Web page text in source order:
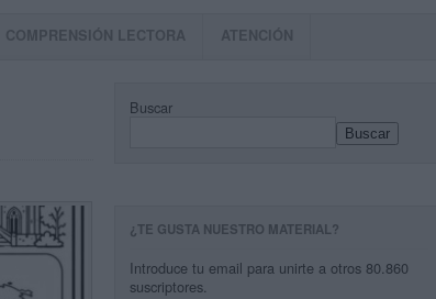
COMPRENSIÓN LECTORA ATENCIÓN
Buscar
Buscar
¿TE GUSTA NUESTRO MATERIAL?
Introduce tu email para unirte a otros 80.860
suscriptores.